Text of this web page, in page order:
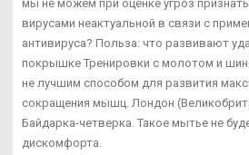
мы не можем при оценке угроз
вирусами неактуальной в связи с
антивируса? Польза: что развивают
покрышке Тренировки с молотом и
не лучшим способом для развития
сокращения мышц. Лондон
Байдарка-четверка. Такое мытье не
дискомфорта.